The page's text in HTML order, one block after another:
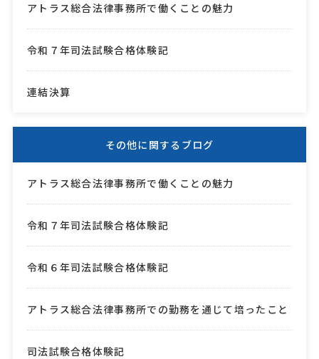
アトラス総合法律事務所で働くことの魅力
令和７年司法試験合格体験記
連結決算
その他に関するブログ
アトラス総合法律事務所で働くことの魅力
令和７年司法試験合格体験記
令和６年司法試験合格体験記
アトラス総合法律事務所での勤務を通じて培ったこと
司法試験合格体験記